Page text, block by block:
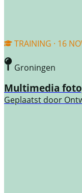
TRAINING · 16
Groningen
Multimedia
Geplaatst door